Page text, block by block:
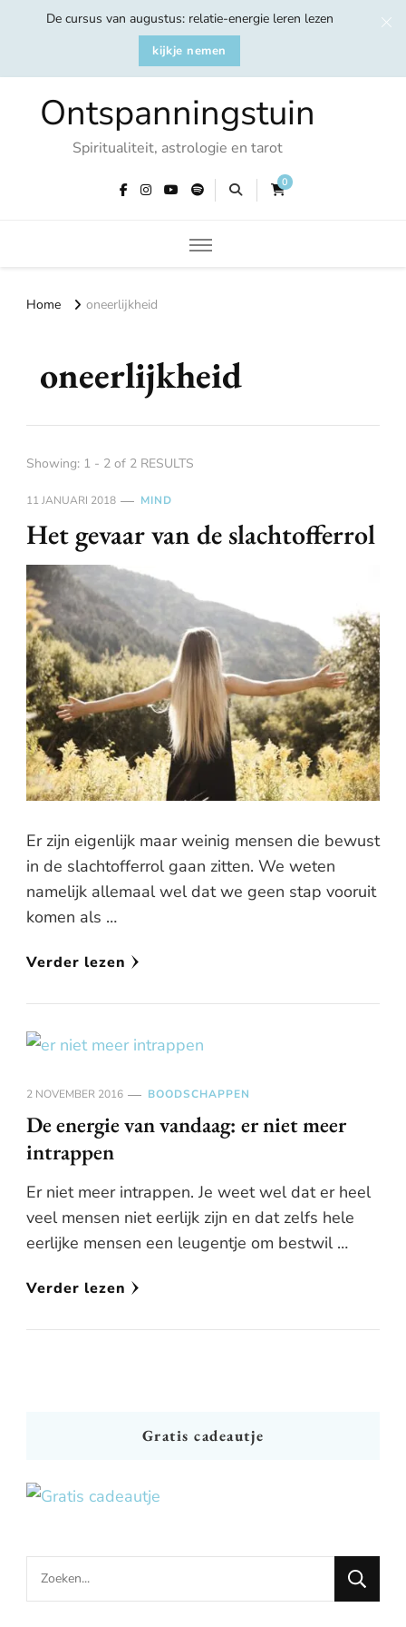
De cursus van augustus: relatie-energie leren lezen
kijkje nemen
Ontspanningstuin
Spiritualiteit, astrologie en tarot
0
Home oneerlijkheid
oneerlijkheid
Showing: 1 - 2 of 2 RESULTS
11 JANUARI 2018 MIND
Het gevaar van de slachtofferrol
Er zijn eigenlijk maar weinig mensen die bewust
in de slachtofferrol gaan zitten. We weten
namelijk allemaal wel dat we geen stap vooruit
komen als …
Verder lezen
2 NOVEMBER 2016 BOODSCHAPPEN
De energie van vandaag: er niet meer
intrappen
Er niet meer intrappen. Je weet wel dat er heel
veel mensen niet eerlijk zijn en dat zelfs hele
eerlijke mensen een leugentje om bestwil …
Verder lezen
Gratis cadeautje
Looking
for